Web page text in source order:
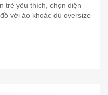
trẻ yêu thích, chọn diện
với áo khoác dù oversize